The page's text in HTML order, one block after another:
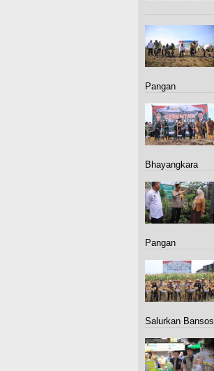
Pangan
Bhayangkara
Pangan
Salurkan Bansos